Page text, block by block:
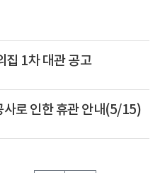
1차 대관 공고
사로 인한 휴관 안내(5/15)